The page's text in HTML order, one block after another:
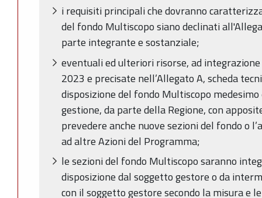
i requisiti principali che dovranno
del fondo Multiscopo siano declinati
parte integrante e sostanziale;
eventuali ed ulteriori risorse, ad
2023 e precisate nell’Allegato A, scheda
disposizione del fondo Multiscopo
gestione, da parte della Regione, con
prevedere anche nuove sezioni del fondo o
ad altre Azioni del Programma;
le sezioni del fondo Multiscopo saranno
disposizione dal soggetto gestore o da
con il soggetto gestore secondo la misura e